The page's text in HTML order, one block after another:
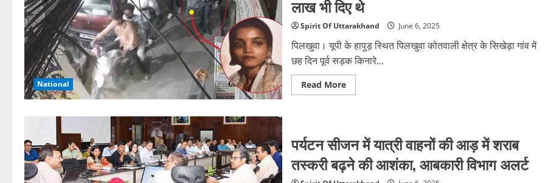
National
लाख भी दिए थे
Spirit Of Uttarakhand June 6, 2025
पिलखुवा। यूपी के हापुड़ स्थित पिलखुवा कोतवाली क्षेत्र के सिखेड़ा गांव में
छह दिन पूर्व सड़क किनारे...
Read MoreRead
more
कातिल
आशिक:
रूम
पर
आई
पर्यटन सीजन में यात्री वाहनों की आड़ में शराब
तस्करी बढ़ने की आशंका, आबकारी विभाग अलर्ट